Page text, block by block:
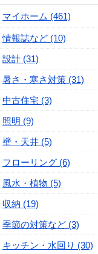
マイホーム (461)
情報誌など (10)
設計 (31)
暑さ・寒さ対策 (31)
中古住宅 (3)
照明 (9)
壁・天井 (5)
フローリング (6)
風水・植物 (5)
収納 (19)
季節の対策など (3)
キッチン・水回り (30)